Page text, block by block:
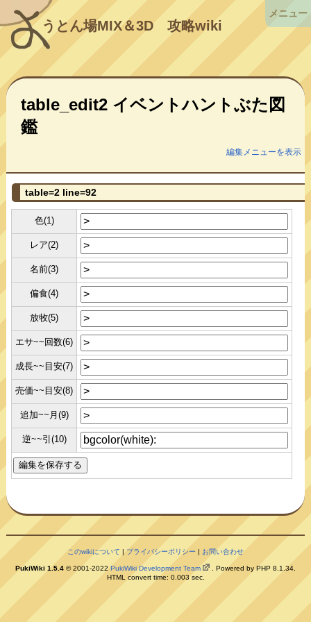
うとん場MIX＆3D攻略wiki
table_edit2 イベントハントぶた図
鑑
編集メニューを表示
table=2 line=92
色(1)
レア(2)
名前(3)
偏食(4)
放牧(5)
エサ~~回数(6)
成長~~目安(7)
売価~~目安(8)
追加~~月(9)
逆~~引(10)
このwikiについて |プライバシーポリシー | お問い合わせ
PukiWiki 1.5.4 © 2001-2022PukiWiki Development Team
. Powered by PHP 8.1.34.
HTML convert time: 0.003 sec.
メニュー